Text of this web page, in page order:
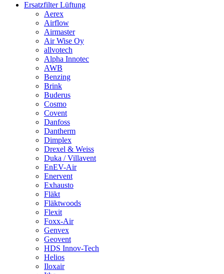
Ersatzfilter Lüftung
Aerex
Airflow
Airmaster
Air Wise Oy
allvotech
Alpha Innotec
AWB
Benzing
Brink
Buderus
Cosmo
Covent
Danfoss
Dantherm
Dimplex
Drexel & Weiss
Duka / Villavent
EnEV-Air
Enervent
Exhausto
Fläkt
Fläktwoods
Flexit
Foxx-Air
Genvex
Geovent
HDS Innov-Tech
Helios
Iloxair